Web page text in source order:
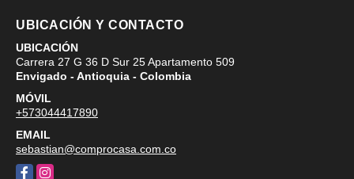
UBICACIÓN Y CONTACTO
UBICACIÓN
Carrera 27 G 36 D Sur 25 Apartamento 509
Envigado - Antioquia - Colombia
MÓVIL
+573044417890
EMAIL
sebastian@comprocasa.com.co
FacebookInstagram